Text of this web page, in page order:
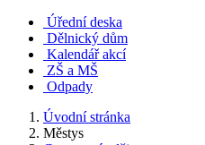
Úřední deska
Dělnický dům
Kalendář akcí
ZŠ a MŠ
Odpady
Úvodní stránka
Městys